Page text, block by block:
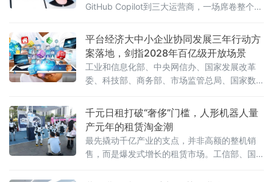
GitHub Copilot到三大运营商，一场席卷整个AI
时代"最后的残垣。《人民日报》今日刊发读者
点题文章，直指核心之问：大模型收费，合理
吗？答案藏在一组令人咋舌的数字里。一、账
单爆发：日均140万亿
平台经济大中小企业协同发展三年行动方
案落地，剑指2028年百亿级开放场景
工业和信息化部、中央网信办、国家发展改革
委、科技部、商务部、市场监管总局、国家数
业协同发展行动方案（2026—2028年）》（工
信部联信管〔2026〕119号），以系统性制度
设计打通大中小企业融通堵点，为平台经济转
型升级按下"加速键"。关键数据亮眼：三批清
单、百个试点、六十个场景方案明确，到2028
千元日租打破“奢侈”门槛，人形机器人量
产元年的租赁淘金潮
最先撬动千亿产业的支点，并非高额的整机销
售，而是爆发式增长的租赁市场。工信部、国